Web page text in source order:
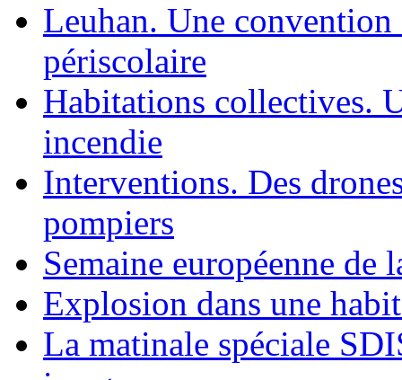
Leuhan. Une
périscolaire
Habitations collectives.
incendie
Interventions. Des
pompiers
Semaine européenne de
Explosion dans une
La matinale spéciale